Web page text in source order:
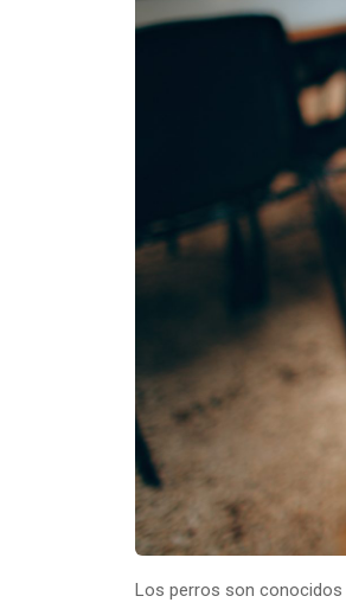
Los perros son conocidos